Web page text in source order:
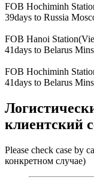
FOB Hochiminh
39days to Russia
FOB Hanoi
41days to Belarus
FOB Hochiminh
41days to Belarus
клиентский
Please check case by
конкретном случае)